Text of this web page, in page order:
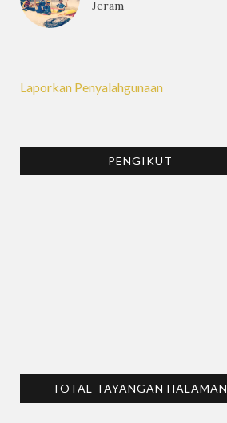
Jeram
Laporkan Penyalahgunaan
PENGIKUT
TOTAL TAYANGAN HALAMAN